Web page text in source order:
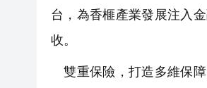
台，為香榧產業發展注入
收。
雙重保險，打造多維保